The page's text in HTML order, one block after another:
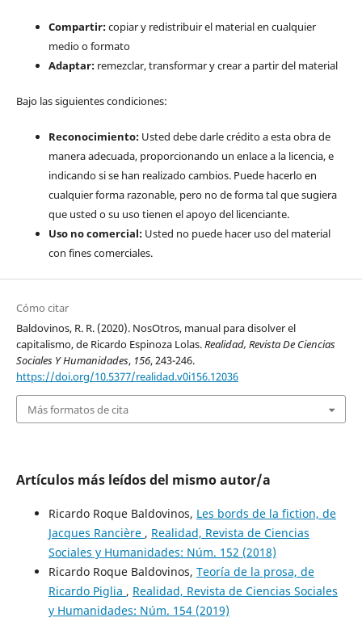
Compartir:copiar y redistribuir el material en cualquier
medio o formato
Adaptar:remezclar, transformar y crear a partir del material
Bajo las siguientes condiciones:
Reconocimiento:Usted debe darle crédito a esta obra de
manera adecuada, proporcionando un enlace a la licencia, e
indicando si se han realizado cambios. Puede hacerlo en
cualquier forma razonable, pero no de forma tal que sugiera
que usted o su uso tienen el apoyo del licenciante.
Uso no comercial:Usted no puede hacer uso del material
con fines comerciales.
Cómo citar
Baldovinos, R. R. (2020). NosOtros, manual para disolver el
capitalismo, de Ricardo Espinoza Lolas.Realidad, Revista De Ciencias
Sociales Y Humanidades, 156, 243-246.
https://doi.org/10.5377/realidad.v0i156.12036
Más formatos de cita
Artículos más leídos del mismo autor/a
Ricardo Roque Baldovinos, Les bords de la fiction, de
Jacques Rancière , Realidad, Revista de Ciencias
Sociales y Humanidades: Núm. 152 (2018)
Ricardo Roque Baldovinos, Teoría de la prosa, de
Ricardo Piglia , Realidad, Revista de Ciencias Sociales
y Humanidades: Núm. 154 (2019)